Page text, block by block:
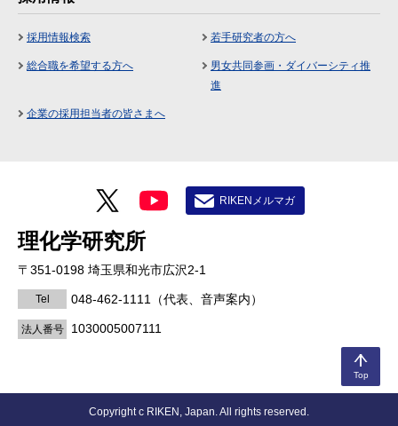
Top
採用情報検索 若手研究者の方へ
総合職を希望する方へ
男女共同参画・ダイバーシティ推
進
企業の採用担当者の皆さまへ
理化学研究所
〒351-0198 埼玉県和光市広沢2-1
Tel 048-462-1111 （代表、音声案内）
法人番号 1030005007111
RIKENメルマガ
Copyright c RIKEN, Japan. All rights reserved.